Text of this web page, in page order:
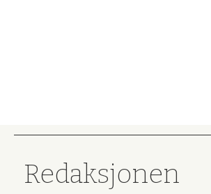
Redaksjonen